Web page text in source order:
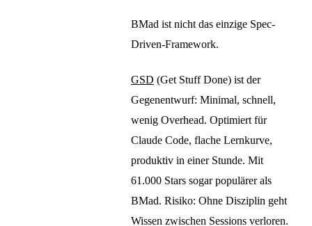
BMad ist nicht das einzige Spec-
Driven-Framework.
GSD (Get Stuff Done) ist der
Gegenentwurf: Minimal, schnell,
wenig Overhead. Optimiert für
Claude Code, flache Lernkurve,
produktiv in einer Stunde. Mit
61.000 Stars sogar populärer als
BMad. Risiko: Ohne Disziplin geht
Wissen zwischen Sessions verloren.